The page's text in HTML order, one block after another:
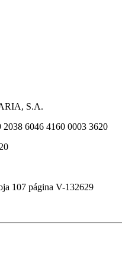
S.A.
6046 4160 0003 3620
107 página V-132629